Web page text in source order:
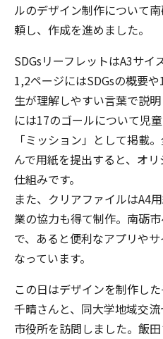
ルのデザイン制作について
頼し、作成を進めました。
SDGsリーフレットはA3サイ
1,2ページにはSDGsの概要
生が理解しやすい言葉で説
には17のゴールについて児
「ミッション」として掲載
んで用紙を提出すると、オ
仕組みです。
また、クリアファイルはA4
業の協力も得て制作。南砺
で、あると便利なアプリや
なっています。
この日はデザインを制作し
千晴さんと、同大学地域交
市役所を訪問しました。飯